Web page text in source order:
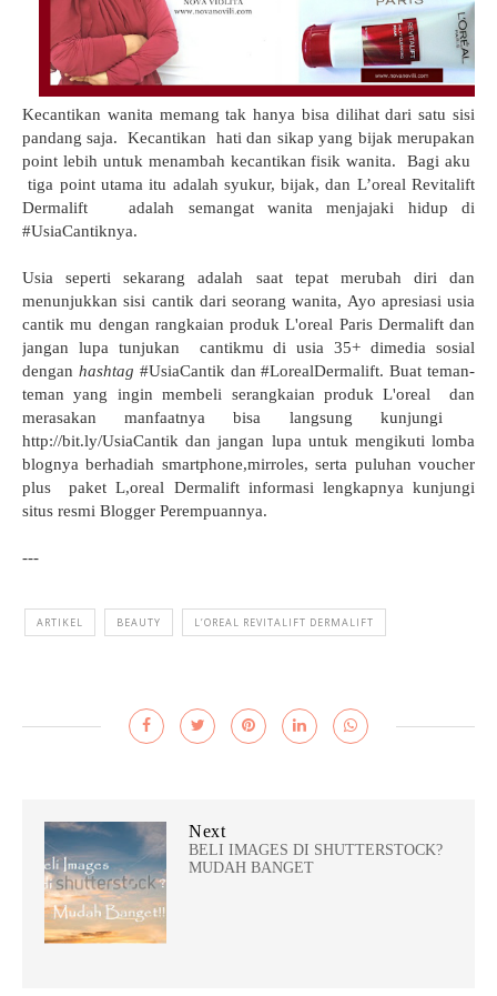
Kecantikan wanita memang tak hanya bisa dilihat dari satu sisi
pandang saja. Kecantikan hati dan sikap yang bijak merupakan
point lebih untuk menambah kecantikan fisik wanita. Bagi aku
tiga point utama itu adalah syukur, bijak, dan L’oreal Revitalift
Dermalift adalah semangat wanita menjajaki hidup di
#UsiaCantiknya.
Usia seperti sekarang adalah saat tepat merubah diri dan
menunjukkan sisi cantik dari seorang wanita, Ayo apresiasi usia
cantik mu dengan rangkaian produk L'oreal Paris Dermalift dan
jangan lupa tunjukan cantikmu di usia 35+ dimedia sosial
dengan hashtag #UsiaCantik dan #LorealDermalift. Buat teman-
teman yang ingin membeli serangkaian produk L'oreal dan
merasakan manfaatnya bisa langsung kunjungi
http://bit.ly/UsiaCantik dan jangan lupa untuk mengikuti lomba
blognya berhadiah smartphone,mirroles, serta puluhan voucher
plus paket L,oreal Dermalift informasi lengkapnya kunjungi
situs resmi Blogger Perempuannya.
---
ARTIKEL BEAUTY L’OREAL REVITALIFT DERMALIFT
Next
BELI IMAGES DI SHUTTERSTOCK?
MUDAH BANGET